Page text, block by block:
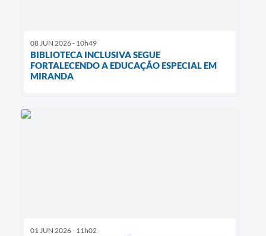
08 JUN 2026 - 10h49
BIBLIOTECA INCLUSIVA SEGUE
FORTALECENDO A EDUCAÇÃO ESPECIAL EM
MIRANDA
01 JUN 2026 - 11h02